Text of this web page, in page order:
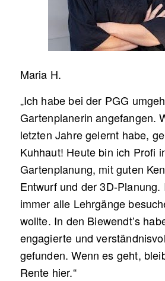
Maria H.
„Ich habe bei der PGG
Gartenplanerin angefangen.
letzten Jahre gelernt habe,
Kuhhaut! Heute bin ich Profi
Gartenplanung, mit guten
Entwurf und der 3D-Planung.
immer alle Lehrgänge
wollte. In den Biewendt’s
engagierte und
gefunden. Wenn es geht,
Rente hier.“